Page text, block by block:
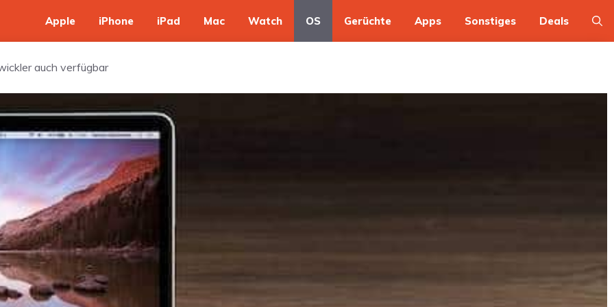
Apple iPhone iPad Mac Watch OS Gerüchte Apps Sonstiges Deals
auch verfügbar